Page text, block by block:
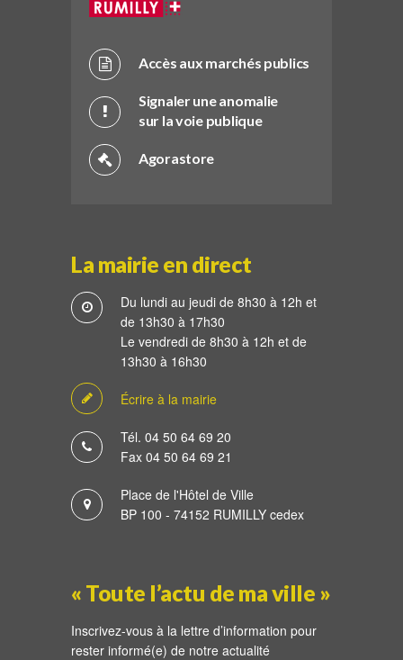
Accès aux marchés publics
Signaler une anomalie
sur la voie publique
Agorastore
La mairie en direct
Du lundi au jeudi de 8h30 à 12h et
de 13h30 à 17h30
Le vendredi de 8h30 à 12h et de
13h30 à 16h30
Écrire à la mairie
Tél. 04 50 64 69 20
Fax 04 50 64 69 21
Place de l'Hôtel de Ville
BP 100 - 74152 RUMILLY cedex
« Toute l’actu de ma ville »
Inscrivez-vous à la lettre d’information pour
rester informé(e) de notre actualité